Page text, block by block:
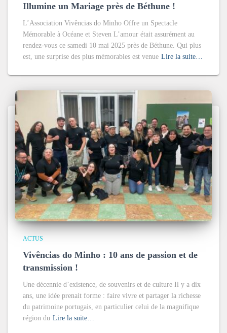
Illumine un Mariage près de Béthune !
L’Association Vivências do Minho Offre un Spectacle
Mémorable à Océane et Steven L’amour était assurément au
rendez-vous ce samedi 10 mai 2025 près de Béthune. Qui plus
est, une surprise des plus mémorables est venue Lire la suite…
ACTUS
Vivências do Minho : 10 ans de passion et de
transmission !
Une décennie d’existence, de souvenirs et de culture Il y a dix
ans, une idée prenait forme : faire vivre et partager la richesse
du patrimoine portugais, en particulier celui de la magnifique
région du Lire la suite…